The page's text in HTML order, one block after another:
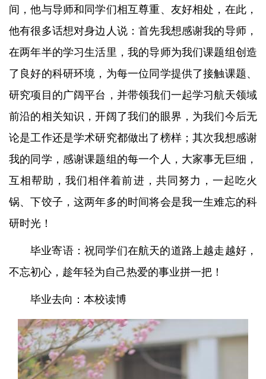
间，他与导师和同学们相互尊重、友好相处，在此，
他有很多话想对身边人说：首先我想感谢我的导师，
在两年半的学习生活里，我的导师为我们课题组创造
了良好的科研环境，为每一位同学提供了接触课题、
研究项目的广阔平台，并带领我们一起学习航天领域
前沿的相关知识，开阔了我们的眼界，为我们今后无
论是工作还是学术研究都做出了榜样；其次我想感谢
我的同学，感谢课题组的每一个人，大家事无巨细，
互相帮助，我们相伴着前进，共同努力，一起吃火
锅、下饺子，这两年多的时间将会是我一生难忘的科
研时光！
毕业寄语：祝同学们在航天的道路上越走越好，
不忘初心，趁年轻为自己热爱的事业拼一把！
毕业去向：本校读博